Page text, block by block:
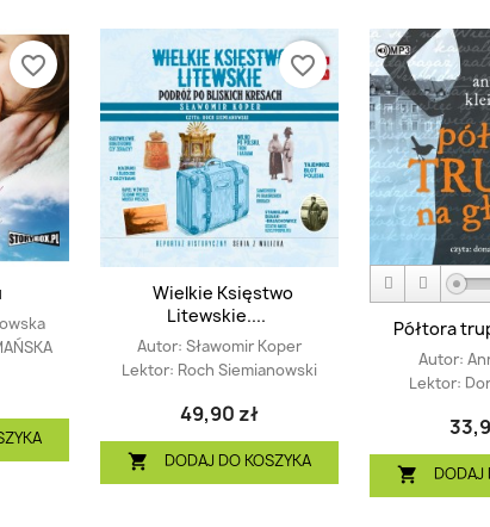
favorite_border
Wielkie Księstwo
Litewskie....
Autor: Sławomir Koper
Lektor: Roch Siemianowski
49,90 zł
 DODAJ DO KOSZYKA
favorite_border
Półtora
Autor:
Lektor:
 DODAJ